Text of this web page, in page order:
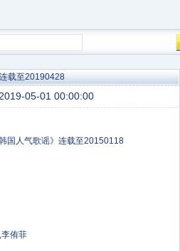
载至20190428
05-01 00:00:00
气歌谣》连载至20150118
侑菲